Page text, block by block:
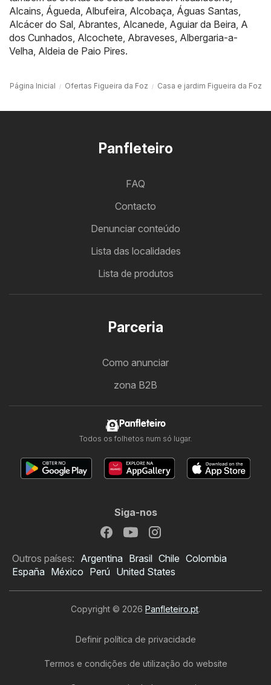
Alcains, Águeda, Albufeira, Alcobaça, Águas Santas,
Alcácer do Sal, Abrantes, Alcanede, Aguiar da Beira, A
dos Cunhados, Alcochete, Abraveses, Albergaria-a-
Velha, Aldeia de Paio Pires.
Página Inicial Ofertas Figueira da Foz Casa e jardim Figueira da Foz
Panfleteiro
FAQ
Contacto
Denunciar conteúdo
Lista das localidades
Lista de produtos
Parceria
Como anunciar
zona B2B
Panfleteiro
Todos os folhetos num só lugar.
Siga-nos
Outros países: Argentina Brasil Chile Colombia
España México Perú United States
Copyright © 2026 Panfleteiro.pt.
Definir política de privacidade
Termos e condições de utilização do website